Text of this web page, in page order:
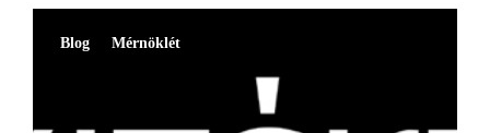
Blog Mérnöklét